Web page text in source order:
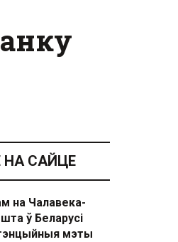
САЙЦЕ
на Чалавека-
ў Беларусі
мэты